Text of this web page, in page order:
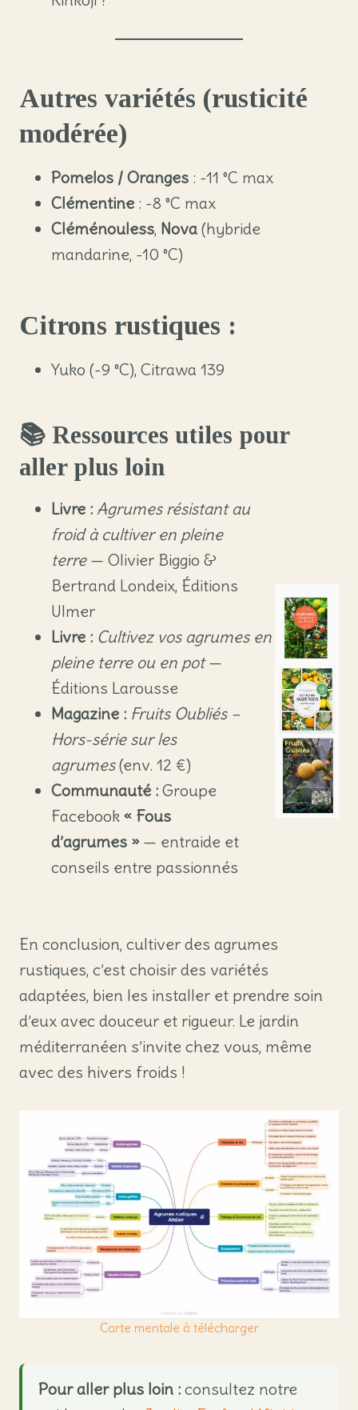
Autres variétés (rusticité
modérée)
Pomelos / Oranges : -11 °C max
Clémentine : -8 °C max
Cléménouless, Nova (hybride
mandarine, -10 °C)
Citrons rustiques :
Yuko (-9 °C), Citrawa 139
📚 Ressources utiles pour
aller plus loin
Livre : Agrumes résistant au
froid à cultiver en pleine
terre— Olivier Biggio &
Bertrand Londeix, Éditions
Ulmer
Livre : Cultivez vos agrumes en
pleine terre ou en pot—
Éditions Larousse
Magazine : Fruits Oubliés –
Hors-série sur les
agrumes(env. 12 €)
Communauté : Groupe
Facebook « Fous
d’agrumes »— entraide et
conseils entre passionnés
En conclusion, cultiver des agrumes
rustiques, c’est choisir des variétés
adaptées, bien les installer et prendre soin
d’eux avec douceur et rigueur. Le jardin
méditerranéen s’invite chez vous, même
avec des hivers froids !
Carte mentale à télécharger
Pour aller plus loin : consultez notre